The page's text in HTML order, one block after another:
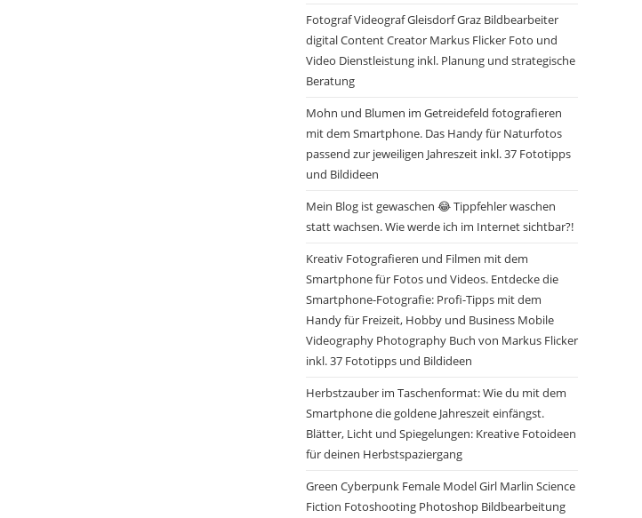
Fotograf Videograf Gleisdorf Graz Bildbearbeiter
digital Content Creator Markus Flicker Foto und
Video Dienstleistung inkl. Planung und strategische
Beratung
Mohn und Blumen im Getreidefeld fotografieren
mit dem Smartphone. Das Handy für Naturfotos
passend zur jeweiligen Jahreszeit inkl. 37 Fototipps
und Bildideen
Mein Blog ist gewaschen 😂 Tippfehler waschen
statt wachsen. Wie werde ich im Internet sichtbar?!
Kreativ Fotografieren und Filmen mit dem
Smartphone für Fotos und Videos. Entdecke die
Smartphone-Fotografie: Profi-Tipps mit dem
Handy für Freizeit, Hobby und Business Mobile
Videography Photography Buch von Markus Flicker
inkl. 37 Fototipps und Bildideen
Herbstzauber im Taschenformat: Wie du mit dem
Smartphone die goldene Jahreszeit einfängst.
Blätter, Licht und Spiegelungen: Kreative Fotoideen
für deinen Herbstspaziergang
Green Cyberpunk Female Model Girl Marlin Science
Fiction Fotoshooting Photoshop Bildbearbeitung